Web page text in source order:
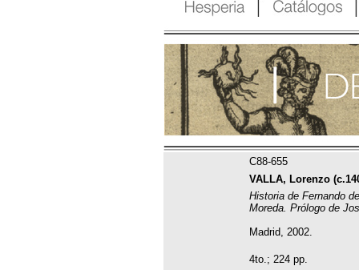
C88-655
VALLA, Lorenzo
Historia de Fernando
Moreda. Prólogo de
Madrid, 2002.
4to.; 224 pp.